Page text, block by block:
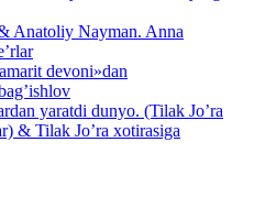
Anatoliy Nayman. Anna
devoni»dan
yaratdi dunyo. (Tilak Jo’ra
& Tilak Jo’ra xotirasiga